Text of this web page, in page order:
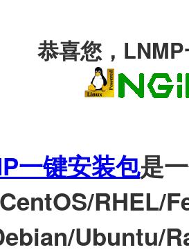
恭喜您，
一键安装包是
RHEL/
Ubuntu/